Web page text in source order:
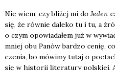
Nie wiem, czy bli­żej mi do Jeden
się, że rów­nie dale­ko tu i tu, a
o czym opo­wia­da­łem już w
mniej obu Panów bar­dzo cenię,
cze­nia, bo mówi­my tutaj o
się w histo­rii lite­ra­tu­ry pol­skiej.